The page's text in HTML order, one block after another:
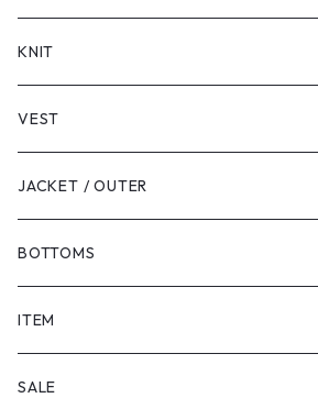
LONG SLEEVE
KNIT
VEST
JACKET / OUTER
BOTTOMS
SHORTS
PANTS
ITEM
SALE